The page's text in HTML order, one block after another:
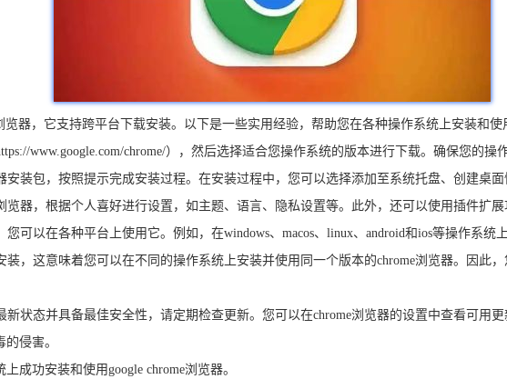
器，它支持跨平台下载安装。以下是一些实用经验，帮助您在各种操作系统上安装和使
www.google.com/chrome/），然后选择适合您操作系统的版本进行下载。确保您的操
安装包，按照提示完成安装过程。在安装过程中，您可以选择添加至系统托盘、创建桌面
览器，根据个人喜好进行设置，如主题、语言、隐私设置等。此外，还可以使用插件扩
可以在各种平台上使用它。例如，在windows、macos、linux、android和ios等操作系统
装，这意味着您可以在不同的操作系统上安装并使用同一个版本的chrome浏览器。因此
新状态并具备最佳安全性，请定期检查更新。您可以在chrome浏览器的设置中查看可用
侵害。
成功安装和使用google chrome浏览器。